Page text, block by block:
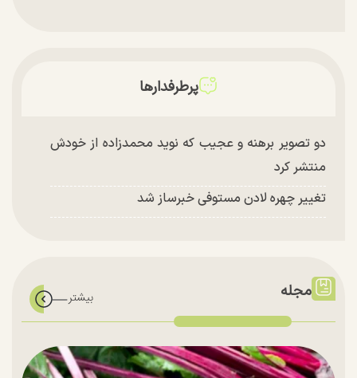
پرطرفدارها
دو تصویر برهنه و عجیب که نوید محمدزاده از خودش
منتشر کرد
تغییر چهره لادن مستوفی خبرساز شد
مجله